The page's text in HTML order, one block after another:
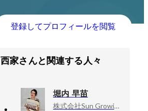
登録してプロフィールを閲覧
西家さんと関連する人々
堀内 早苗
株式会社Sun Growing, 執行役員